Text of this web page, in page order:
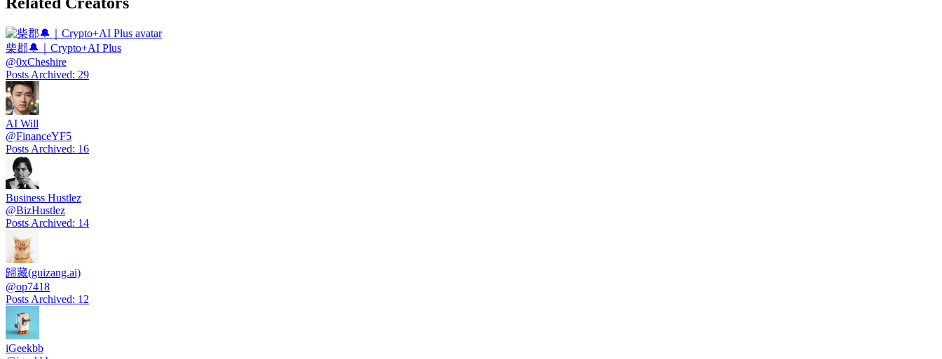
柴郡🔔｜Crypto+AI Plus
@0xCheshire
Posts Archived: 29
AI Will
@FinanceYF5
Posts Archived: 16
Business Hustlez
@BizHustlez
Posts Archived: 14
歸藏(guizang.ai)
@op7418
Posts Archived: 12
iGeekbb